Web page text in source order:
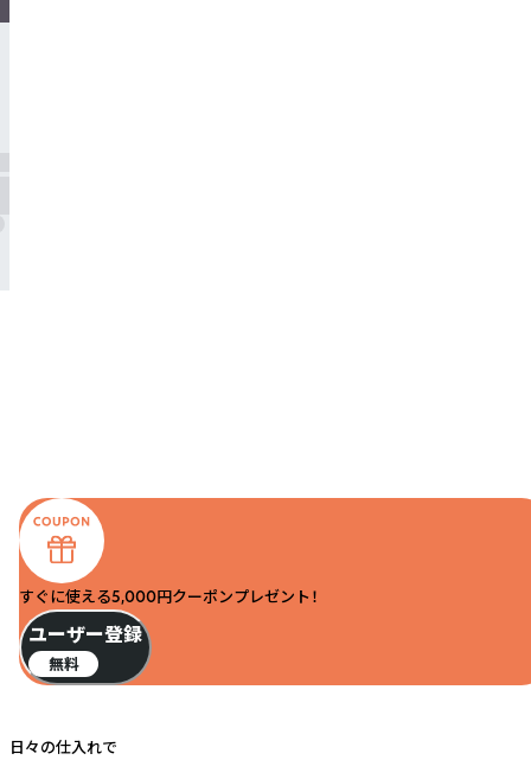
すぐに使える5,000円クーポンプレゼント！
ユーザー登録
無料
日々の仕入れで